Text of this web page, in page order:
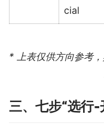
cial
* 上表仅供方向参考
三、七步“选行-